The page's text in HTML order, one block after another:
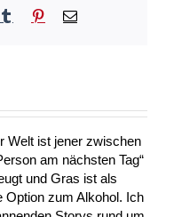
Tumblr Pinterest
E-
Welt ist jener zwischen
am nächsten Tag“
und Gras ist als
Option zum Alkohol. Ich